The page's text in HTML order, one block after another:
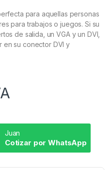
para aquellas personas
para trabajos o juegos. Si su
de salida, un VGA y un DVI,
en su conector DVI y
Juan
Cotizar por WhatsApp